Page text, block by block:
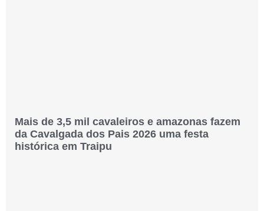
Mais de 3,5 mil cavaleiros e amazonas fazem
da Cavalgada dos Pais 2026 uma festa
histórica em Traipu